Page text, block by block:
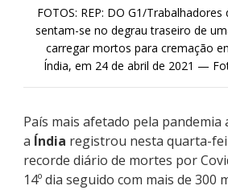
FOTOS: REP: DO G1/
sentam-se no degrau traseiro de
carregar mortos para cremação
Índia, em 24 de abril de 2021 —
País mais afetado pela pandemia
a Índia registrou nesta quarta-
recorde diário de mortes por
14º dia seguido com mais de 300